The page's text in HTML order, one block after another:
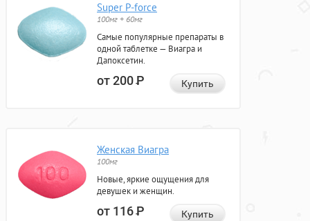
Super P-force
100мг + 60мг
Самые популярные препараты в
одной таблетке — Виагра и
Дапоксетин.
от 200Р Купить
Женская Виагра
100мг
Новые, яркие ощущения для
девушек и женщин.
от 116Р Купить